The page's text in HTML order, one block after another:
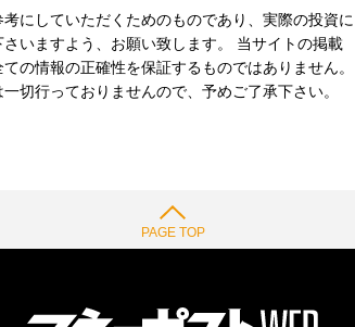
にしていただくためのものであり、実際の投資に
いますよう、お願い致します。 当サイトの掲載
の情報の正確性を保証するものではありません。
切行っておりませんので、予めご了承下さい。
PAGE TOP